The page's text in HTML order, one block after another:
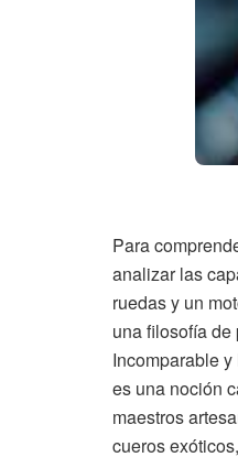
Para
analizar las
ruedas y un
una filosofía
Incomparable
es una noción
maestros
cueros